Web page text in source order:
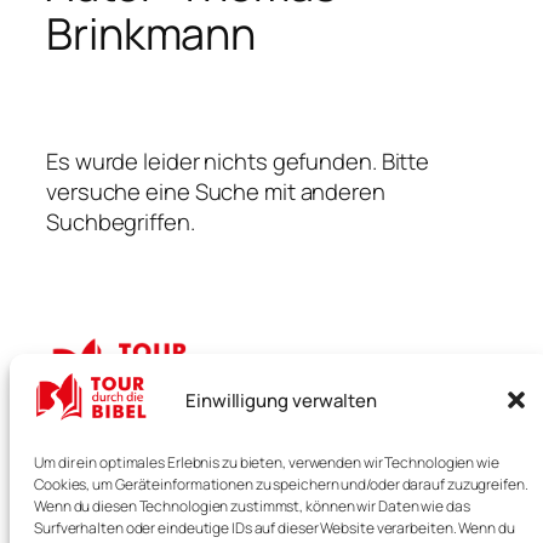
Einwilligung verwalten
Um dir ein optimales Erlebnis zu bieten, verwenden wir Technologien wie
Cookies, um Geräteinformationen zu speichern und/oder darauf zuzugreifen.
Wenn du diesen Technologien zustimmst, können wir Daten wie das
Surfverhalten oder eindeutige IDs auf dieser Website verarbeiten. Wenn du
Brinkmann
Es wurde leider nichts gefunden. Bitte
versuche eine Suche mit anderen
Suchbegriffen.
TOUR durch die BIBEL
Verstehen. Bewegen. Erleben.